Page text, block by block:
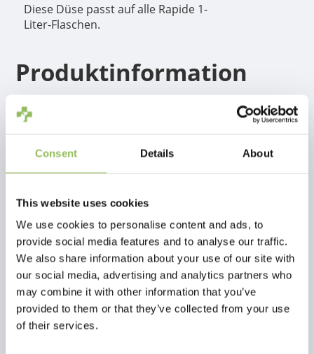
Consent Details About
This website uses cookies
We use cookies to personalise content and ads, to
provide social media features and to analyse our traffic.
We also share information about your use of our site with
our social media, advertising and analytics partners who
may combine it with other information that you’ve
provided to them or that they’ve collected from your use
of their services.
Diese Düse passt auf alle Rapide 1-
Liter-Flaschen.
Produktinformation